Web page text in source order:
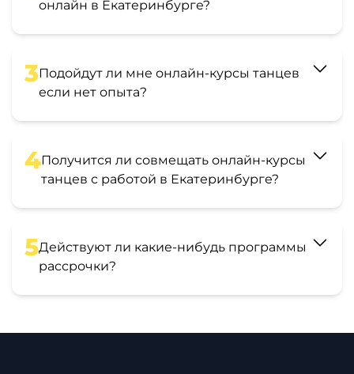
онлайн в Екатеринбурге?
3Подойдут ли мне онлайн-курсы танцев
если нет опыта?
4Получится ли совмещать онлайн-курсы
танцев с работой в Екатеринбурге?
5Действуют ли какие-нибудь программы
рассрочки?